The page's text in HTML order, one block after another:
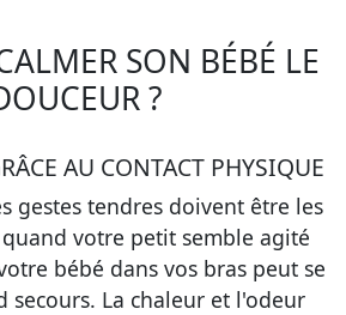
SON BÉBÉ LE
?
AU CONTACT PHYSIQUE
gestes tendres doivent être les
votre petit semble agité
bébé dans vos bras peut se
secours. La chaleur et l'odeur